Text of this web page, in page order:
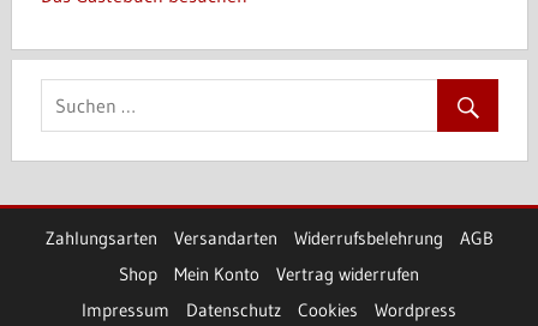
Zahlungsarten Versandarten Widerrufsbelehrung
AGB
Shop
Mein Konto
Vertrag widerrufen
Impressum
Datenschutz Cookies Wordpress